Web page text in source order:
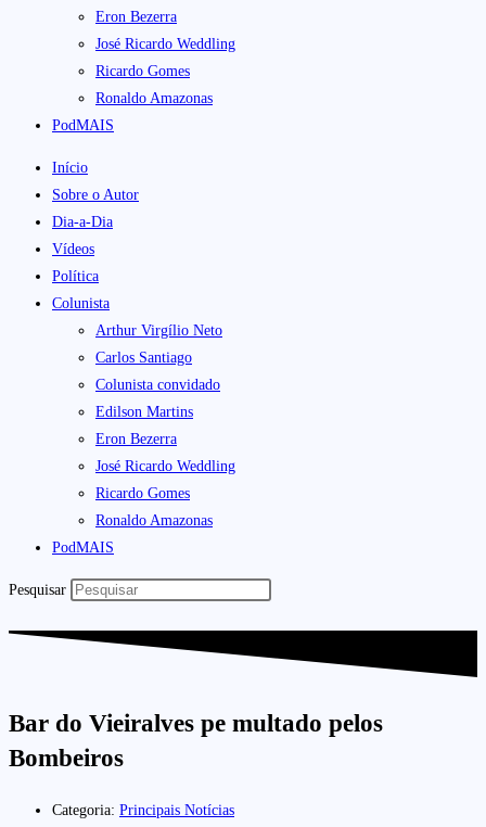
Eron Bezerra
José Ricardo Weddling
Ricardo Gomes
Ronaldo Amazonas
PodMAIS
Início
Sobre o Autor
Dia-a-Dia
Vídeos
Política
Colunista
Arthur Virgílio Neto
Carlos Santiago
Colunista convidado
Edilson Martins
Eron Bezerra
José Ricardo Weddling
Ricardo Gomes
Ronaldo Amazonas
PodMAIS
Pesquisar
Bar do Vieiralves pe multado pelos
Bombeiros
Categoria: Principais Notícias